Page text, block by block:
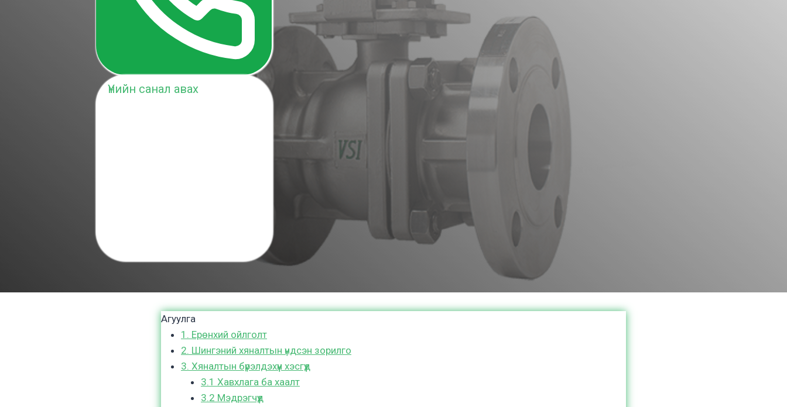
Үнийн санал авах
Агуулга
1. Ерөнхий ойлголт
2. Шингэний хяналтын үндсэн зорилго
3. Хяналтын бүрэлдэхүүн хэсгүүд
3.1 Хавхлага ба хаалт
3.2 Мэдрэгчүүд